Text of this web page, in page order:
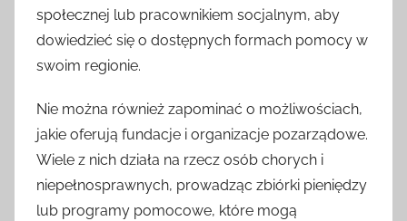
społecznej lub pracownikiem socjalnym, aby
dowiedzieć się o dostępnych formach pomocy w
swoim regionie.
Nie można również zapominać o możliwościach,
jakie oferują fundacje i organizacje pozarządowe.
Wiele z nich działa na rzecz osób chorych i
niepełnosprawnych, prowadząc zbiórki pieniędzy
lub programy pomocowe, które mogą